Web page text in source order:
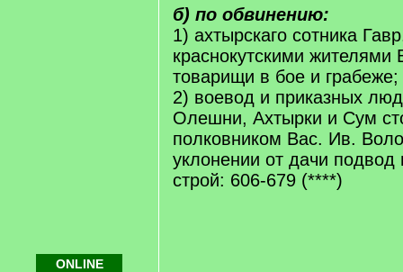
б) по обвинению:
1) ахтырскаго сотника
краснокутскими
товарищи в бое и грабеже;
2) воевод и приказных
Олешни, Ахтырки и Сум
полковником Вас. Ив.
уклонении от дачи подвод
строй: 606-679 (****)
ONLINE